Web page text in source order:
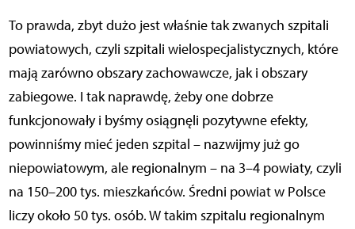
To prawda, zbyt dużo jest właśnie tak zwanych szpitali
powiatowych, czyli szpitali wielospecjalistycznych, które
mają zarówno obszary zachowawcze, jak i obszary
zabiegowe. I tak naprawdę, żeby one dobrze
funkcjonowały i byśmy osiągnęli pozytywne efekty,
powinniśmy mieć jeden szpital – nazwijmy już go
niepowiatowym, ale regionalnym – na 3–4 powiaty, czyli
na 150–200 tys. mieszkańców. Średni powiat w Polsce
liczy około 50 tys. osób. W takim szpitalu regionalnym